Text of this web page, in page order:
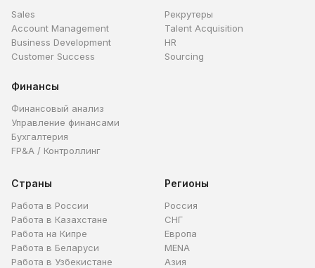
Sales
Account Management
Business Development
Customer Success
Рекрутеры
Talent Acquisition
HR
Sourcing
Финансы
Финансовый анализ
Управление финансами
Бухгалтерия
FP&A / Контроллинг
Страны
Работа в России
Работа в Казахстане
Работа на Кипре
Работа в Беларуси
Работа в Узбекистане
Регионы
Россия
СНГ
Европа
MENA
Азия